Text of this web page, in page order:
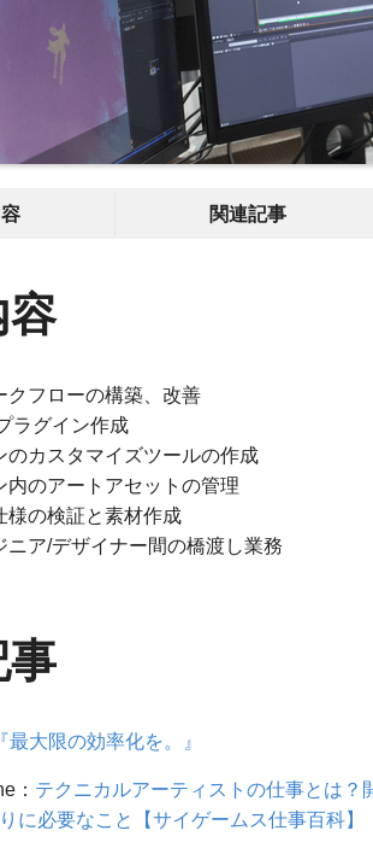
関連記事
容
クフローの構築、改善
ラグイン作成
のカスタマイズツールの作成
内のアートアセットの管理
様の検証と素材作成
ニア/デザイナー間の橋渡し業務
事
『最大限の効率化を。』
： テクニカルアーティストの仕事とは？
に必要なこと【サイゲームス仕事百科】